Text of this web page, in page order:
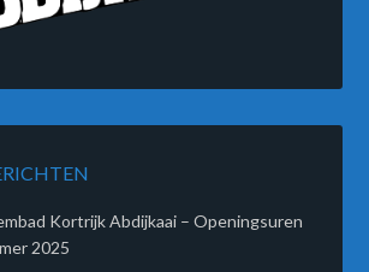
Kortrijk Abdijkaai – Openingsuren
2025